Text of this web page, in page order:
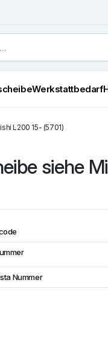
Werkstattbedarf
L200 15- (5701)
siehe
Nummer